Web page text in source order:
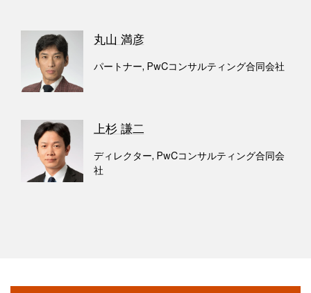
丸山 満彦
パートナー, PwCコンサルティング合同会社
上杉 謙二
ディレクター, PwCコンサルティング合同会
社